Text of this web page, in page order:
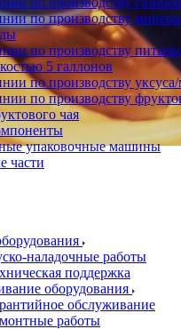
по производству
по производству
5 галлонов
по производству
по производству
чая
упаковочные машины
части
наладочные работы
поддержка
оборудования
обслуживание
работы